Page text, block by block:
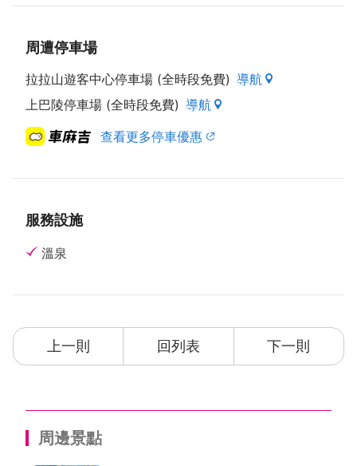
周遭停車場
拉拉山遊客中心停車場 (全時段免費) 導航
上巴陵停車場 (全時段免費) 導航
查看更多停車優惠
服務設施
溫泉
上一則 回列表 下一則
周邊景點